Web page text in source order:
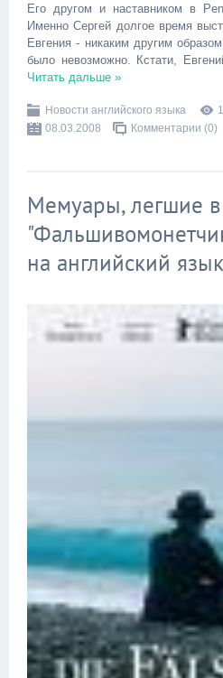
Его другом и наставником в
Именно Сергей долгое время
Евгения - никаким другим
было невозможно. Кстати,
Читать дальше »
Новости английского языка
08.03.2008
Комментарии (0)
Мемуары, легшие
на английский язык